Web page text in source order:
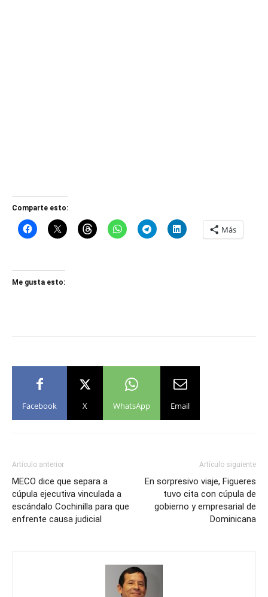
Comparte esto:
Más
Me gusta esto:
Facebook X WhatsApp Email
Artículo anterior
MECO dice que separa a
cúpula ejecutiva vinculada a
escándalo Cochinilla para que
enfrente causa judicial
Artículo siguiente
En sorpresivo viaje, Figueres
tuvo cita con cúpula de
gobierno y empresarial de
Dominicana